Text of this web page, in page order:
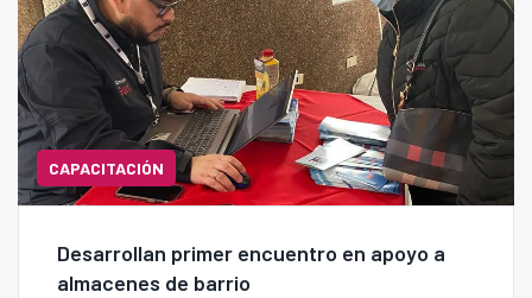
CAPACITACIÓN
Desarrollan primer encuentro en apoyo a
almacenes de barrio